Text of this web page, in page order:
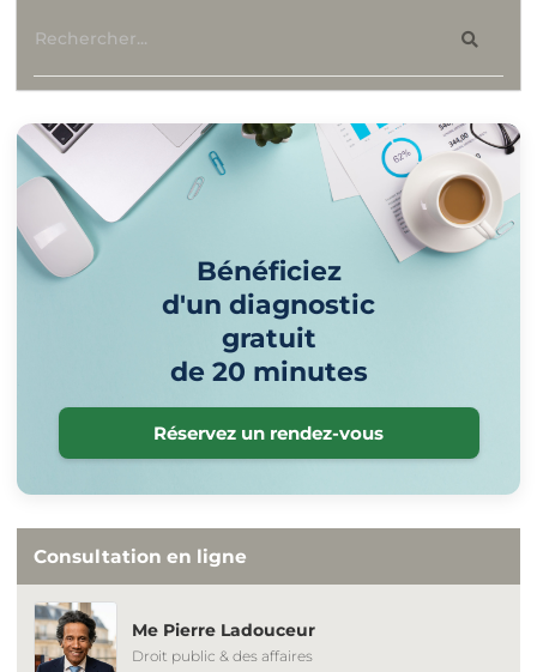
Bénéficiez
d'un diagnostic
gratuit
de 20 minutes
Réservez un rendez-vous
Consultation en ligne
Me Pierre Ladouceur
Droit public & des affaires